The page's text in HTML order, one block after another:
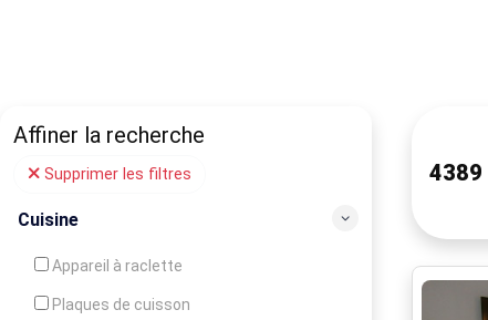
Affiner la recherche
Supprimer les filtres
Cuisine
Appareil à raclette
Plaques de cuisson
4389